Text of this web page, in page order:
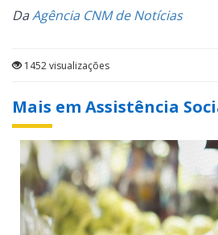
DaAgência CNM de Notícias
1452 visualizações
Mais em Assistência